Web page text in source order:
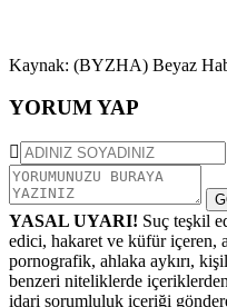
Kaynak: (BYZHA) Beyaz
YORUM YAP
YASAL UYARI! Suç teşkil
edici, hakaret ve küfür içeren,
pornografik, ahlaka aykırı,
benzeri niteliklerde
idari sorumluluk içeriği